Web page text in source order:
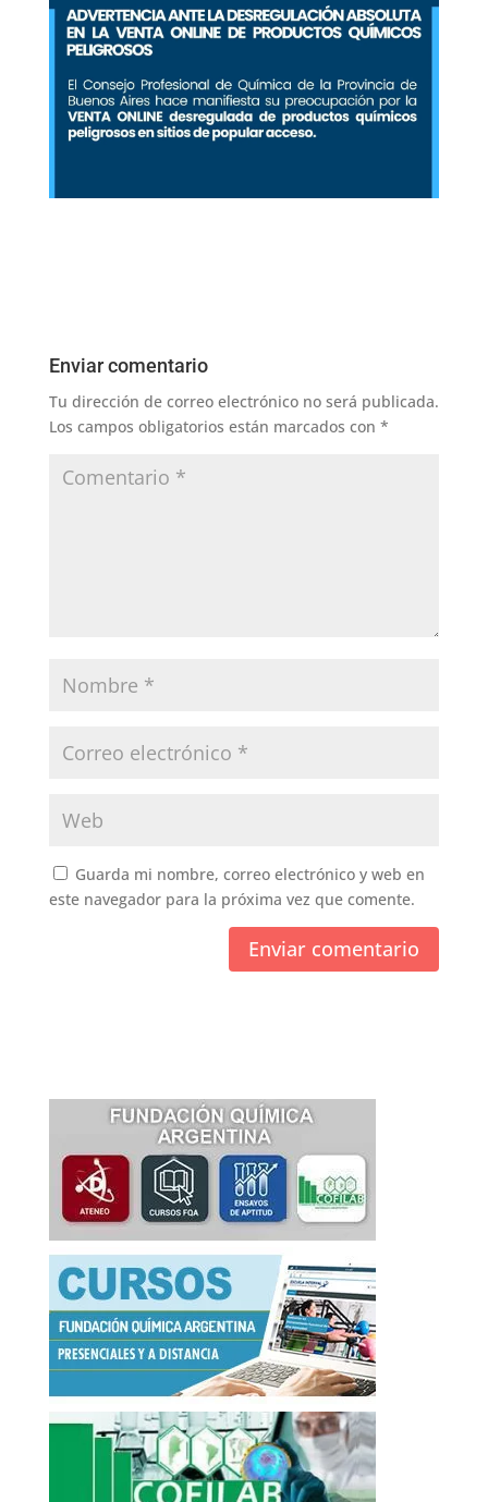
Enviar comentario
Tu dirección de correo electrónico no será publicada.
Los campos obligatorios están marcados con *
Guarda mi nombre, correo electrónico y web en
este navegador para la próxima vez que comente.